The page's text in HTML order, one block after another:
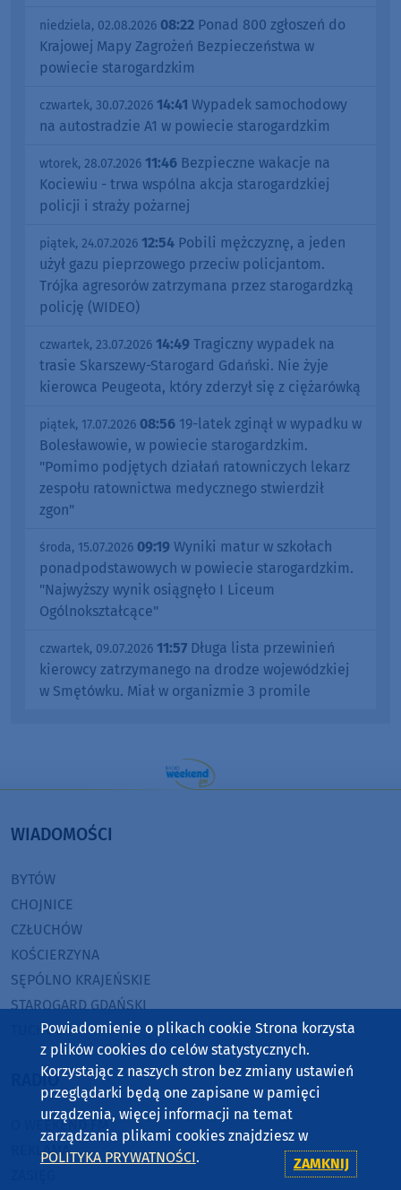
niedziela, 02.08.2026 08:22 Ponad 800 zgłoszeń do
Krajowej Mapy Zagrożeń Bezpieczeństwa w
powiecie starogardzkim
czwartek, 30.07.2026 14:41 Wypadek samochodowy
na autostradzie A1 w powiecie starogardzkim
wtorek, 28.07.2026 11:46 Bezpieczne wakacje na
Kociewiu - trwa wspólna akcja starogardzkiej
policji i straży pożarnej
piątek, 24.07.2026 12:54 Pobili mężczyznę, a jeden
użył gazu pieprzowego przeciw policjantom.
Trójka agresorów zatrzymana przez starogardzką
policję (WIDEO)
czwartek, 23.07.2026 14:49 Tragiczny wypadek na
trasie Skarszewy-Starogard Gdański. Nie żyje
kierowca Peugeota, który zderzył się z ciężarówką
piątek, 17.07.2026 08:56 19-latek zginął w wypadku w
Bolesławowie, w powiecie starogardzkim.
"Pomimo podjętych działań ratowniczych lekarz
zespołu ratownictwa medycznego stwierdził
zgon"
środa, 15.07.2026 09:19 Wyniki matur w szkołach
ponadpodstawowych w powiecie starogardzkim.
"Najwyższy wynik osiągnęło I Liceum
Ogólnokształcące"
czwartek, 09.07.2026 11:57 Długa lista przewinień
kierowcy zatrzymanego na drodze wojewódzkiej
w Smętówku. Miał w organizmie 3 promile
WIADOMOŚCI
BYTÓW
CHOJNICE
CZŁUCHÓW
KOŚCIERZYNA
SĘPÓLNO KRAJEŃSKIE
STAROGARD GDAŃSKI
TUCHOLA
RADIO
O WEEKEND FM
REKLAMA
Powiadomienie o plikach cookie Strona korzysta
z plików cookies do celów statystycznych.
Korzystając z naszych stron bez zmiany ustawień
przeglądarki będą one zapisane w pamięci
urządzenia, więcej informacji na temat
zarządzania plikami cookies znajdziesz w
POLITYKA PRYWATNOŚCI. ZAMKNIJ